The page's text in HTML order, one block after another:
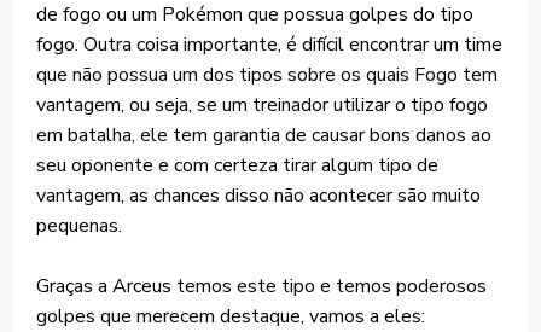
de fogo ou um Pokémon que possua golpes do tipo
fogo. Outra coisa importante, é difícil encontrar um time
que não possua um dos tipos sobre os quais Fogo tem
vantagem, ou seja, se um treinador utilizar o tipo fogo
em batalha, ele tem garantia de causar bons danos ao
seu oponente e com certeza tirar algum tipo de
vantagem, as chances disso não acontecer são muito
pequenas.
Graças a Arceus temos este tipo e temos poderosos
golpes que merecem destaque, vamos a eles: